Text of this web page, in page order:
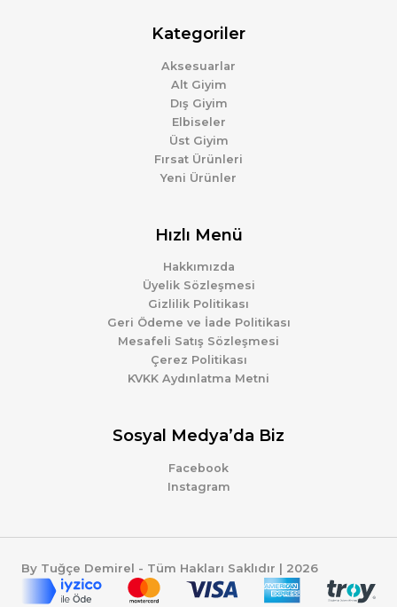
Kategoriler
Aksesuarlar
Alt Giyim
Dış Giyim
Elbiseler
Üst Giyim
Fırsat Ürünleri
Yeni Ürünler
Hızlı Menü
Hakkımızda
Üyelik Sözleşmesi
Gizlilik Politikası
Geri Ödeme ve İade Politikası
Mesafeli Satış Sözleşmesi
Çerez Politikası
KVKK Aydınlatma Metni
Sosyal Medya’da Biz
Facebook
Instagram
By Tuğçe Demirel - Tüm Hakları Saklıdır | 2026